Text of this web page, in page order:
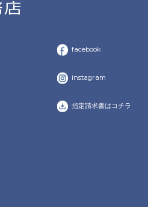
facebook
instagram
指定請求書はコチラ